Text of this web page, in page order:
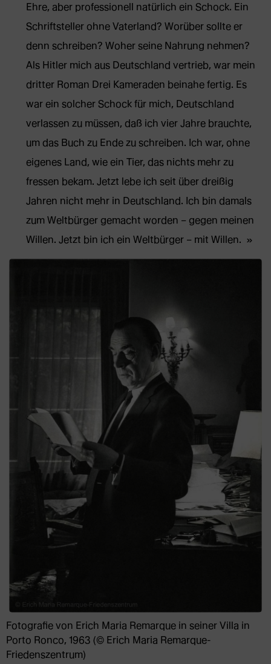
Ehre, aber professionell natürlich ein Schock. Ein
Schriftsteller ohne Vaterland? Worüber sollte er
denn schreiben? Woher seine Nahrung nehmen?
Als Hitler mich aus Deutschland vertrieb, war mein
dritter Roman Drei Kameraden beinahe fertig. Es
war ein solcher Schock für mich, Deutschland
verlassen zu müssen, daß ich vier Jahre brauchte,
um das Buch zu Ende zu schreiben. Ich war, ohne
eigenes Land, wie ein Tier, das nichts mehr zu
fressen bekam. Jetzt lebe ich seit über dreißig
Jahren nicht mehr in Deutschland. Ich bin damals
zum Weltbürger gemacht worden – gegen meinen
Willen. Jetzt bin ich ein Weltbürger – mit Willen.
Fotografie von Erich Maria Remarque in seiner Villa in
Porto Ronco, 1963 (© Erich Maria Remarque-
Friedenszentrum)